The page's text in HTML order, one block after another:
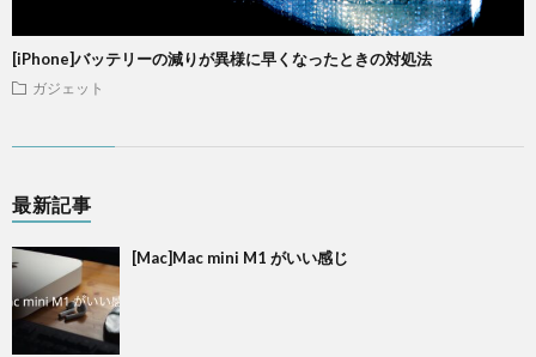
[iPhone]バッテリーの減りが異様に早くなったときの対処法
ガジェット
最新記事
[Mac]Mac mini M1 がいい感じ